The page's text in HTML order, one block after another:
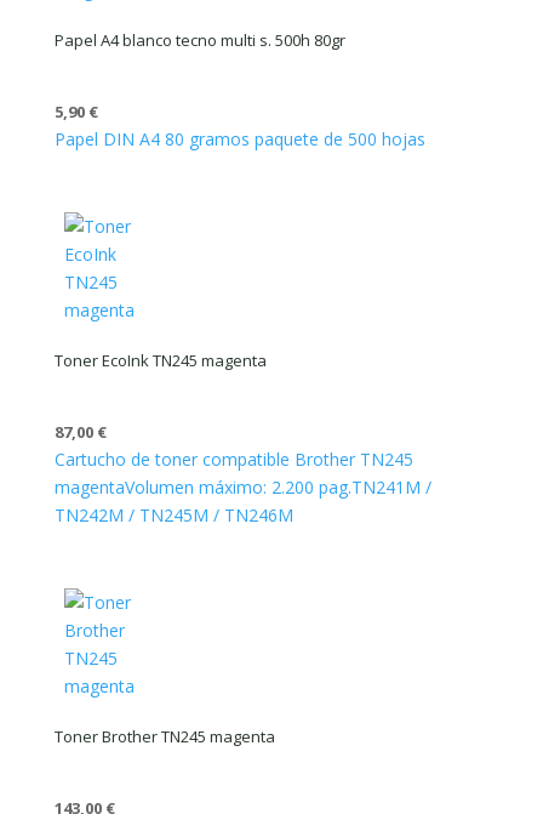
Papel A4 blanco tecno multi s. 500h 80gr
5,90 €
Papel DIN A4 80 gramos paquete de 500 hojas
Toner EcoInk TN245 magenta
87,00 €
Cartucho de toner compatible Brother TN245
magentaVolumen máximo: 2.200 pag.TN241M /
TN242M / TN245M / TN246M
Toner Brother TN245 magenta
143,00 €